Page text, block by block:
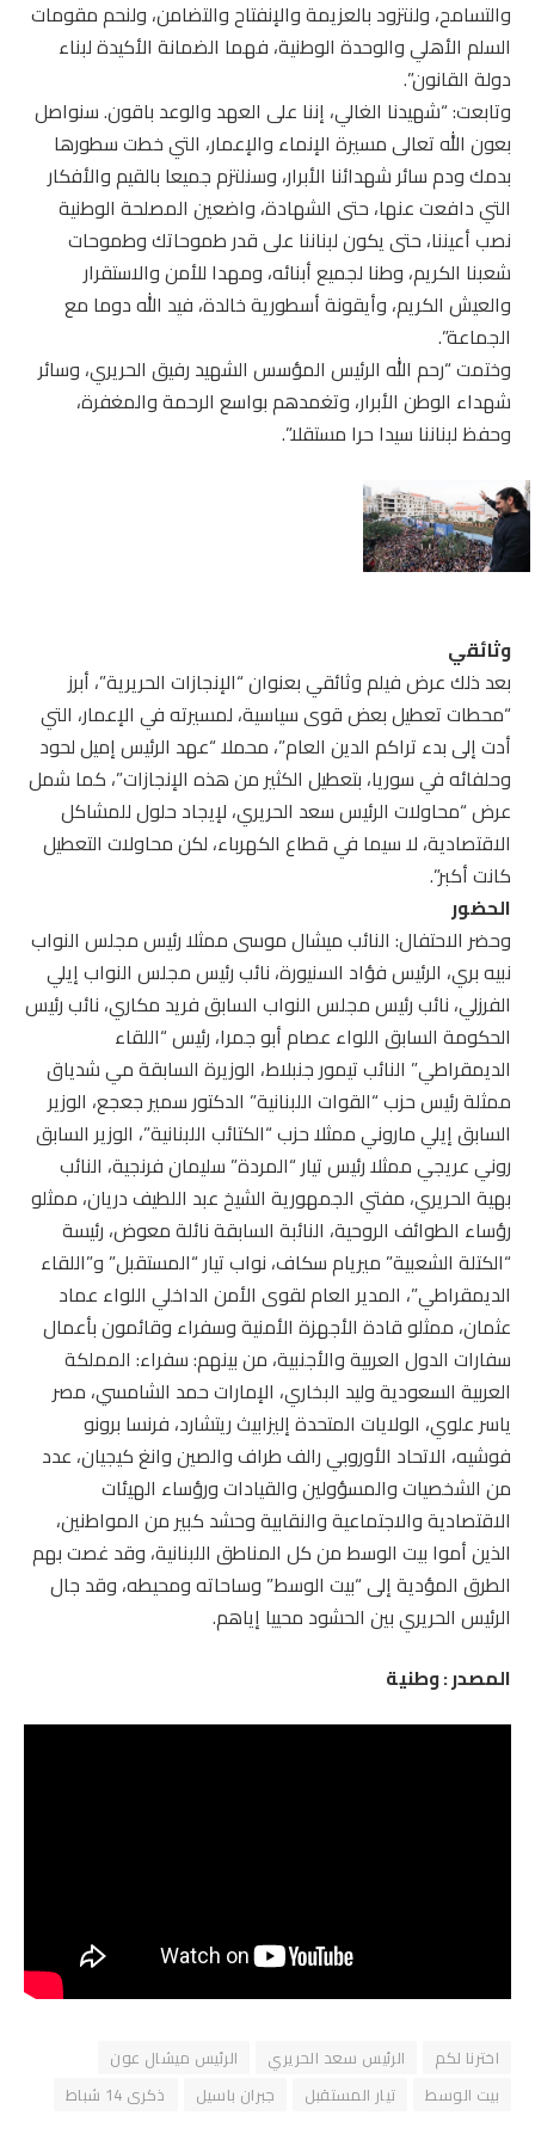
والتسامح، ولنتزود بالعزيمة والإنفتاح والتضامن، ولنحم مقومات
السلم الأهلي والوحدة الوطنية، فهما الضمانة الأكيدة لبناء
دولة القانون”.
وتابعت: “شهيدنا الغالي، إننا على العهد والوعد باقون. سنواصل
بعون الله تعالى مسيرة الإنماء والإعمار، التي خطت سطورها
بدمك ودم سائر شهدائنا الأبرار، وسنلتزم جميعا بالقيم والأفكار
التي دافعت عنها، حتى الشهادة، واضعين المصلحة الوطنية
نصب أعيننا، حتى يكون لبناننا على قدر طموحاتك وطموحات
شعبنا الكريم، وطنا لجميع أبنائه، ومهدا للأمن والاستقرار
والعيش الكريم، وأيقونة أسطورية خالدة، فيد الله دوما مع
الجماعة”.
وختمت “رحم الله الرئيس المؤسس الشهيد رفيق الحريري، وسائر
شهداء الوطن الأبرار، وتغمدهم بواسع الرحمة والمغفرة،
وحفظ لبناننا سيدا حرا مستقلا”.
وثائقي
بعد ذلك عرض فيلم وثائقي بعنوان “الإنجازات الحريرية”، أبرز
“محطات تعطيل بعض قوى سياسية، لمسيرته في الإعمار، التي
أدت إلى بدء تراكم الدين العام”، محملا “عهد الرئيس إميل لحود
وحلفائه في سوريا، بتعطيل الكثير من هذه الإنجازات”، كما شمل
عرض “محاولات الرئيس سعد الحريري، لإيجاد حلول للمشاكل
الاقتصادية، لا سيما في قطاع الكهرباء، لكن محاولات التعطيل
كانت أكبر”.
الحضور
وحضر الاحتفال: النائب ميشال موسى ممثلا رئيس مجلس النواب
نبيه بري، الرئيس فؤاد السنيورة، نائب رئيس مجلس النواب إيلي
الفرزلي، نائب رئيس مجلس النواب السابق فريد مكاري، نائب رئيس
الحكومة السابق اللواء عصام أبو جمرا، رئيس “اللقاء
الديمقراطي” النائب تيمور جنبلاط، الوزيرة السابقة مي شدياق
ممثلة رئيس حزب “القوات اللبنانية” الدكتور سمير جعجع، الوزير
السابق إيلي ماروني ممثلا حزب “الكتائب اللبنانية”، الوزير السابق
روني عريجي ممثلا رئيس تيار “المردة” سليمان فرنجية، النائب
بهية الحريري، مفتي الجمهورية الشيخ عبد اللطيف دريان، ممثلو
رؤساء الطوائف الروحية، النائبة السابقة نائلة معوض، رئيسة
“الكتلة الشعبية” ميريام سكاف، نواب تيار “المستقبل” و”اللقاء
الديمقراطي”، المدير العام لقوى الأمن الداخلي اللواء عماد
عثمان، ممثلو قادة الأجهزة الأمنية وسفراء وقائمون بأعمال
سفارات الدول العربية والأجنبية، من بينهم: سفراء: المملكة
العربية السعودية وليد البخاري، الإمارات حمد الشامسي، مصر
ياسر علوي، الولايات المتحدة إليزابيث ريتشارد، فرنسا برونو
فوشيه، الاتحاد الأوروبي رالف طراف والصين وانغ كيجيان، عدد
من الشخصيات والمسؤولين والقيادات ورؤساء الهيئات
الاقتصادية والاجتماعية والنقابية وحشد كبير من المواطنين،
الذين أموا بيت الوسط من كل المناطق اللبنانية، وقد غصت بهم
الطرق المؤدية إلى “بيت الوسط” وساحاته ومحيطه، وقد جال
الرئيس الحريري بين الحشود محييا إياهم.
المصدر : وطنية
اخترنا لكم الرئيس سعد الحريري
الرئيس ميشال عون
بيت الوسط
تيار المستقبل جبران باسيل ذكرى 14 شباط